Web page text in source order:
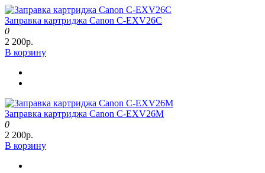
Заправка картриджа Canon C-EXV26C
0
2 200р.
В корзину
Заправка картриджа Canon C-EXV26M
0
2 200р.
В корзину